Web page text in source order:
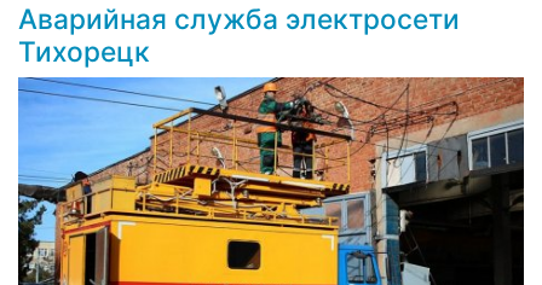
Аварийная служба электросети
Тихорецк